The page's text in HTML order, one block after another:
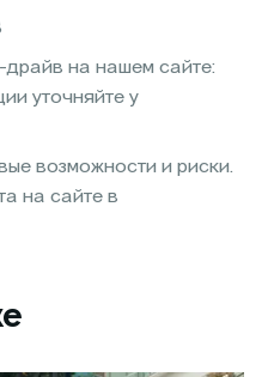
драйв на нашем сайте:
уточняйте у
возможности и риски.
на сайте в